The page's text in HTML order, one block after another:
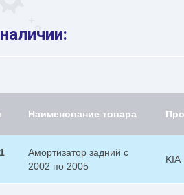
Наименование товара
Амортизатор задний c
2002 по 2005
KIA